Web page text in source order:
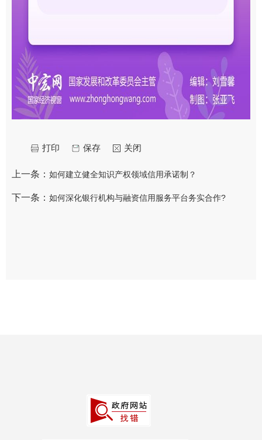
关闭
保存
打印
上一条： 如何建立健全知识产权领域信用承诺制？
下一条： 如何深化银行机构与融资信用服务平台务实合作?